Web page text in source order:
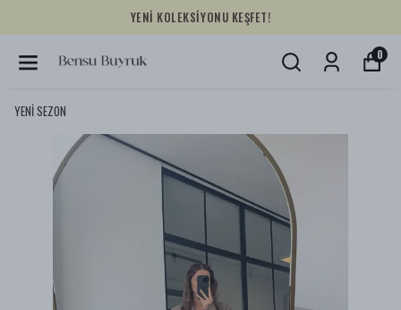
YENİ KOLEKSİYONU KEŞFET!
0
YENİ SEZON